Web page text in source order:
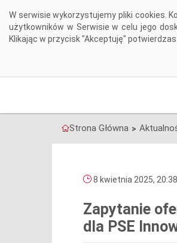
W serwisie wykorzystujemy pliki cookies.
użytkowników w Serwisie w celu jego
Klikając w przycisk "Akceptuję"
Strona Główna >
8 kwietnia 2025, 20:38
Zapytanie
dla PSE